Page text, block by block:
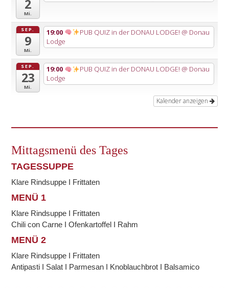
2
Mi.
SEP.
9
Mi.
19:00 PUB QUIZ in der DONAU LODGE! @ Donau
Lodge
SEP.
23
Mi.
19:00 PUB QUIZ in der DONAU LODGE! @ Donau
Lodge
Kalender anzeigen
Mittagsmenü des Tages
TAGESSUPPE
Klare Rindsuppe I Frittaten
MENÜ 1
Klare Rindsuppe I Frittaten
Chili con Carne I Ofenkartoffel I Rahm
MENÜ 2
Klare Rindsuppe I Frittaten
Antipasti I Salat I Parmesan I Knoblauchbrot I Balsamico